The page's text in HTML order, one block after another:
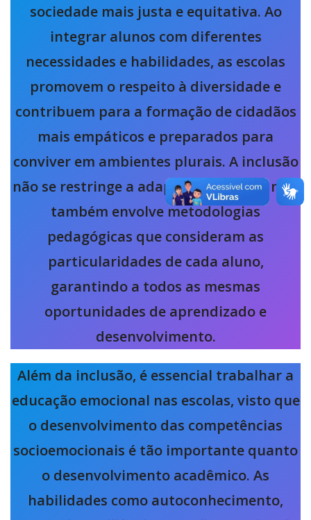
sociedade mais justa e equitativa. Ao
integrar alunos com diferentes
necessidades e habilidades, as escolas
promovem o respeito à diversidade e
contribuem para a formação de cidadãos
mais empáticos e preparados para
conviver em ambientes plurais. A inclusão
não se restringe a adaptações físicas, mas
também envolve metodologias
pedagógicas que consideram as
particularidades de cada aluno,
garantindo a todos as mesmas
oportunidades de aprendizado e
desenvolvimento.
Além da inclusão, é essencial trabalhar a
educação emocional nas escolas, visto que
o desenvolvimento das competências
socioemocionais é tão importante quanto
o desenvolvimento acadêmico. As
habilidades como autoconhecimento,